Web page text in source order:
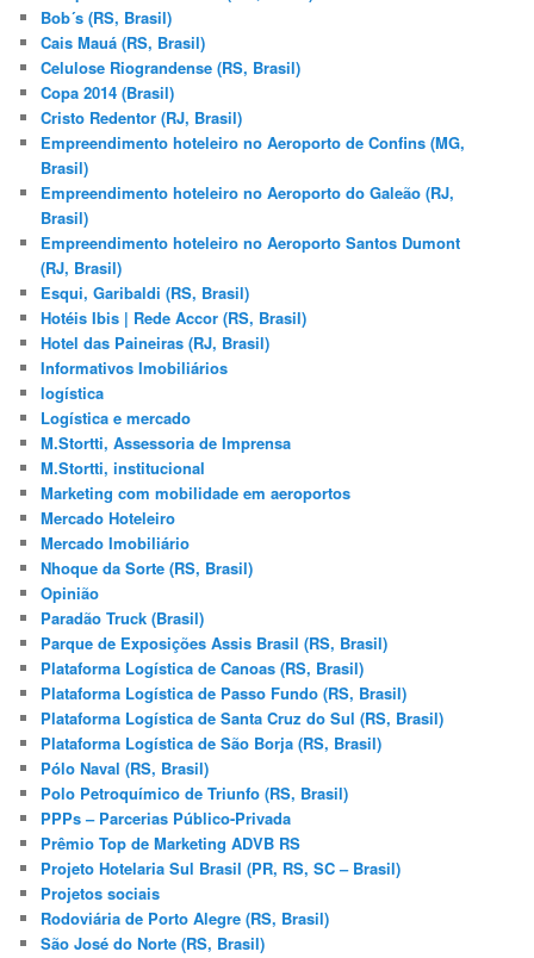
Bob´s (RS, Brasil)
Cais Mauá (RS, Brasil)
Celulose Riograndense (RS, Brasil)
Copa 2014 (Brasil)
Cristo Redentor (RJ, Brasil)
Empreendimento hoteleiro no Aeroporto de Confins (MG,
Brasil)
Empreendimento hoteleiro no Aeroporto do Galeão (RJ,
Brasil)
Empreendimento hoteleiro no Aeroporto Santos Dumont
(RJ, Brasil)
Esqui, Garibaldi (RS, Brasil)
Hotéis Ibis | Rede Accor (RS, Brasil)
Hotel das Paineiras (RJ, Brasil)
Informativos Imobiliários
logística
Logística e mercado
M.Stortti, Assessoria de Imprensa
M.Stortti, institucional
Marketing com mobilidade em aeroportos
Mercado Hoteleiro
Mercado Imobiliário
Nhoque da Sorte (RS, Brasil)
Opinião
Paradão Truck (Brasil)
Parque de Exposições Assis Brasil (RS, Brasil)
Plataforma Logística de Canoas (RS, Brasil)
Plataforma Logística de Passo Fundo (RS, Brasil)
Plataforma Logística de Santa Cruz do Sul (RS, Brasil)
Plataforma Logística de São Borja (RS, Brasil)
Pólo Naval (RS, Brasil)
Polo Petroquímico de Triunfo (RS, Brasil)
PPPs – Parcerias Público-Privada
Prêmio Top de Marketing ADVB RS
Projeto Hotelaria Sul Brasil (PR, RS, SC – Brasil)
Projetos sociais
Rodoviária de Porto Alegre (RS, Brasil)
São José do Norte (RS, Brasil)